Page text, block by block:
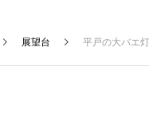
展望台 平戸の大バエ